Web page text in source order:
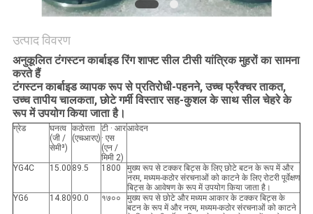
साइटमैप
PRIVACY
POLICY
उत्पाद विवरण
अनुकूलित टंगस्टन कार्बाइड रिंग शाफ्ट सील टीसी यांत्रिक मुहरों का सामना
करते हैं
टंगस्टन कार्बाइड व्यापक रूप से प्रतिरोधी-पहनने, उच्च फ्रैक्चर ताकत,
उच्च तापीय चालकता, छोटे गर्मी विस्तार सह-कुशल के साथ सील चेहरे के
रूप में उपयोग किया जाता है।
ग्रेड
घनत्व
(जी /
सेमी³)
कठोरता
(एचआरए)
टी · आर
· एस
(एन /
मिमी 2)
आवेदन
YG4C 15.00 89.5 1800
मुख्य रूप से टक्कर बिट्स के लिए छोटे बटन के रूप में और
नरम, मध्यम-कठोर संरचनाओं को काटने के लिए रोटरी पूर्वेक्षण
बिट्स के आवेषण के रूप में उपयोग किया जाता है।
YG6
14.80 90.0 १७००
मुख्य रूप से छोटे और मध्यम आकार के टक्कर बिट्स के
बटन के रूप में और नरम, मध्यम-कठोर संरचनाओं को काटने